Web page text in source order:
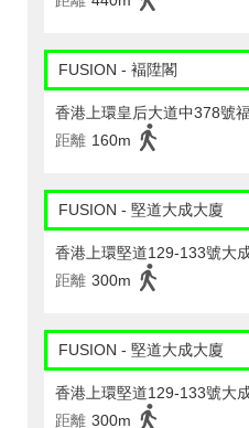
FUSION - 褔陞閣
香港上環皇后大道中378號
距離 160m
FUSION - 堅道大成大廈
香港上環堅道129-133號大
距離 300m
FUSION - 堅道大成大廈
香港上環堅道129-133號大
距離 300m